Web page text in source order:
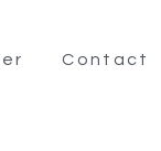
Contact